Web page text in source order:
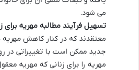
می شود.
تسهیل فرآیند مطالبه مهریه برای
معتقدند که در کنار کاهش
جدید ممکن است با تغییراتی در
مهریه را برای زنانی که مهریه